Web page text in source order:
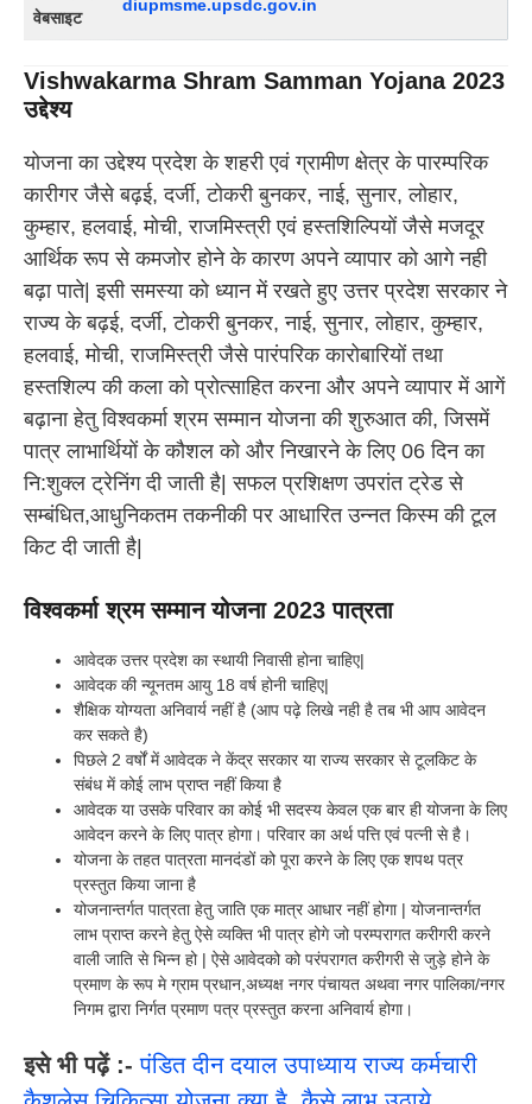
वेबसाइट
diupmsme.upsdc.gov.in
Vishwakarma Shram Samman Yojana2023
उद्देश्य
योजना का उद्देश्य प्रदेश के शहरी एवं ग्रामीण क्षेत्र के पारम्परिक
कारीगर जैसे बढ़ई, दर्जी, टोकरी बुनकर, नाई, सुनार, लोहार,
कुम्हार, हलवाई, मोची, राजमिस्त्री एवं हस्तशिल्पियों जैसे मजदूर
आर्थिक रूप से कमजोर होने के कारण अपने व्यापार को आगे नही
बढ़ा पाते| इसी समस्या को ध्यान में रखते हुए उत्तर प्रदेश सरकार ने
राज्य के बढ़ई, दर्जी, टोकरी बुनकर, नाई, सुनार, लोहार, कुम्हार,
हलवाई, मोची, राजमिस्त्री जैसे पारंपरिक कारोबारियों तथा
हस्तशिल्प की कला को प्रोत्साहित करना और अपने व्यापार में आगें
बढ़ाना हेतु विश्वकर्मा श्रम सम्मान योजना की शुरुआत की, जिसमें
पात्र लाभार्थियों के कौशल को और निखारने के लिए 06 दिन का
नि:शुक्ल ट्रेनिंग दी जाती है| सफल प्रशिक्षण उपरांत ट्रेड से
सम्बंधित,आधुनिकतम तकनीकी पर आधारित उन्नत किस्म की टूल
किट दी जाती है|
विश्वकर्मा श्रम सम्मान योजना 2023 पात्रता
आवेदक उत्तर प्रदेश का स्थायी निवासी होना चाहिए|
आवेदक की न्यूनतम आयु 18 वर्ष होनी चाहिए|
शैक्षिक योग्यता अनिवार्य नहीं है (आप पढ़े लिखे नही है तब भी आप आवेदन
कर सकते है)
पिछले 2 वर्षों में आवेदक ने केंद्र सरकार या राज्य सरकार से टूलकिट के
संबंध में कोई लाभ प्राप्त नहीं किया है
आवेदक या उसके परिवार का कोई भी सदस्य केवल एक बार ही योजना के लिए
आवेदन करने के लिए पात्र होगा। परिवार का अर्थ पत्ति एवं पत्नी से है।
योजना के तहत पात्रता मानदंडों को पूरा करने के लिए एक शपथ पत्र
प्रस्तुत किया जाना है
योजनान्तर्गत पात्रता हेतु जाति एक मात्र आधार नहीं होगा | योजनान्तर्गत
लाभ प्राप्त करने हेतु ऐसे व्यक्ति भी पात्र होगे जो परम्परागत करीगरी करने
वाली जाति से भिन्न हो | ऐसे आवेदको को परंपरागत करीगरी से जुड़े होने के
प्रमाण के रूप मे ग्राम प्रधान,अध्यक्ष नगर पंचायत अथवा नगर पालिका/नगर
निगम द्वारा निर्गत प्रमाण पत्र प्रस्तुत करना अनिवार्य होगा।
इसे भी पढ़ें :- पंडित दीन दयाल उपाध्याय राज्य कर्मचारी